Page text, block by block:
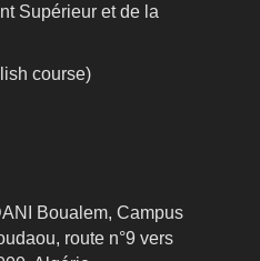
Supérieur et de la
course)
Boualem, Campus
route n°9 vers